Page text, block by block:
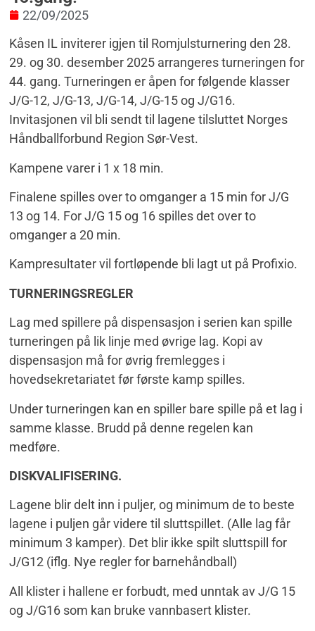
22/09/2025
Kåsen IL inviterer igjen til Romjulsturnering den 28.
29. og 30. desember 2025 arrangeres turneringen for
44. gang. Turneringen er åpen for følgende klasser
J/G-12, J/G-13, J/G-14, J/G-15 og J/G16.
Invitasjonen vil bli sendt til lagene tilsluttet Norges
Håndballforbund Region Sør-Vest.
Kampene varer i 1 x 18 min.
Finalene spilles over to omganger a 15 min for J/G
13 og 14. For J/G 15 og 16 spilles det over to
omganger a 20 min.
Kampresultater vil fortløpende bli lagt ut på Profixio.
TURNERINGSREGLER
Lag med spillere på dispensasjon i serien kan spille
turneringen på lik linje med øvrige lag. Kopi av
dispensasjon må for øvrig fremlegges i
hovedsekretariatet før første kamp spilles.
Under turneringen kan en spiller bare spille på et lag i
samme klasse. Brudd på denne regelen kan
medføre.
DISKVALIFISERING.
Lagene blir delt inn i puljer, og minimum de to beste
lagene i puljen går videre til sluttspillet. (Alle lag får
minimum 3 kamper). Det blir ikke spilt sluttspill for
J/G12 (iflg. Nye regler for barnehåndball)
All klister i hallene er forbudt, med unntak av J/G 15
og J/G16 som kan bruke vannbasert klister.